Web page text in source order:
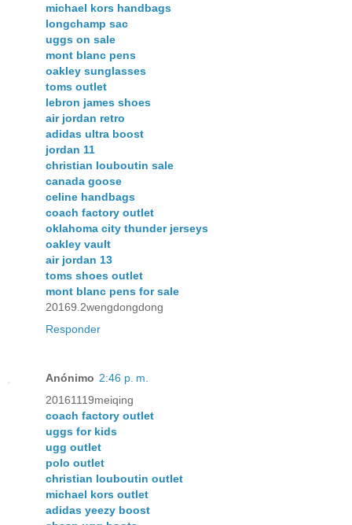
michael kors handbags
longchamp sac
uggs on sale
mont blanc pens
oakley sunglasses
toms outlet
lebron james shoes
air jordan retro
adidas ultra boost
jordan 11
christian louboutin sale
canada goose
celine handbags
coach factory outlet
oklahoma city thunder jerseys
oakley vault
air jordan 13
toms shoes outlet
mont blanc pens for sale
20169.2wengdongdong
Responder
Anónimo 2:46 p. m.
20161119meiqing
coach factory outlet
uggs for kids
ugg outlet
polo outlet
christian louboutin outlet
michael kors outlet
adidas yeezy boost